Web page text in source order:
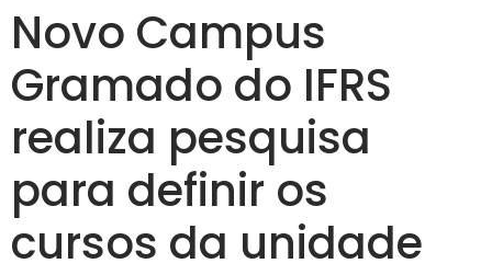
Novo Campus
Gramado do IFRS
realiza pesquisa
para definir os
cursos da unidade